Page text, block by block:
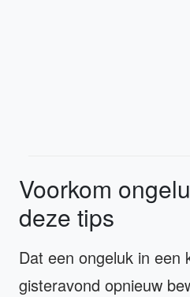
Voorkom
deze tips
Dat een ongeluk in een
gisteravond opnieuw